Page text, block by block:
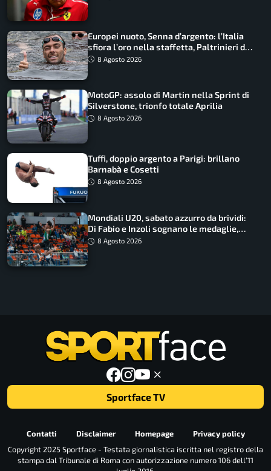
Europei nuoto, Senna d’argento: l’Italia
sfiora l’oro nella staffetta, Paltrinieri da
urlo, il bilancio azzurro
8 Agosto 2026
MotoGP: assolo di Martin nella Sprint di
Silverstone, trionfo totale Aprilia
8 Agosto 2026
Tuffi, doppio argento a Parigi: brillano
Barnabà e Cosetti
8 Agosto 2026
Mondiali U20, sabato azzurro da brividi:
Di Fabio e Inzoli sognano le medaglie,
Castellani e Succo in finale
8 Agosto 2026
Sportface TV
Contatti Disclaimer Homepage
Privacy policy
Copyright 2025 Sportface - Testata giornalistica iscritta nel registro della
stampa dal Tribunale di Roma con autorizzazione numero 106 dell’11